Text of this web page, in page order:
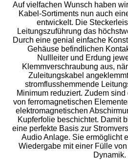
Auf vielfachen Wunsch haben
Kabel-Sortiments nun auch
entwickelt. Die
Leitungszuführung das
Durch eine genial einfache
Gehäuse befindlichen
Nullleiter und Erdung
Klemmverschraubung aus,
Zuleitungskabel
stromflusshemmende
Minimum reduziert. Zudem
von ferromagnetischen
elektromagnetischen
Kupferfolie beschichtet. Damit
eine perfekte Basis zur
Audio Anlage. Sie ermöglicht
Wiedergabe mit einer Fülle
Dynamik.